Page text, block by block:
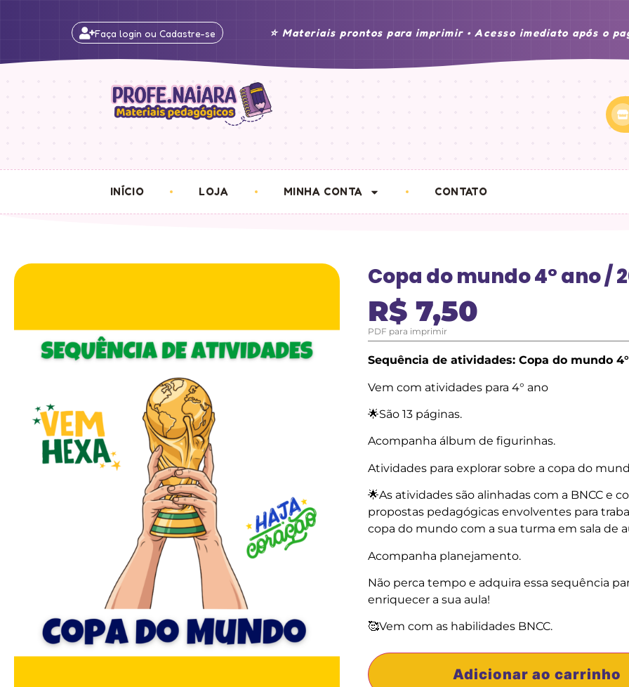
⭐ Materiais prontos para imprimir • Acesso imediato após o
Faça login ou Cadastre-se
INÍCIO LOJA MINHA CONTA CONTATO
Copa do mundo 4° ano /
R$ 7,50
PDF para imprimir
Sequência de atividades: Copa do mundo
Vem com atividades para 4° ano
🌟São 13 páginas.
Acompanha álbum de figurinhas.
Atividades para explorar sobre a copa do
🌟As atividades são alinhadas com a BNCC e
propostas pedagógicas envolventes para
copa do mundo com a sua turma em sala de
Acompanha planejamento.
Não perca tempo e adquira essa sequência
enriquecer a sua aula!
🥰Vem com as habilidades BNCC.
Adicionar ao carrinho